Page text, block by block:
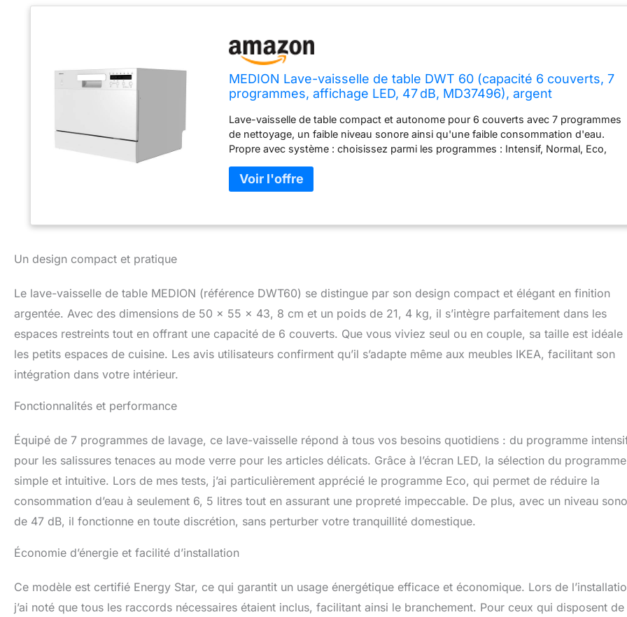
MEDION Lave-vaisselle de table DWT 60 (capacité 6 couverts, 7
programmes, affichage LED, 47 dB, MD37496), argent
Lave-vaisselle de table compact et autonome pour 6 couverts avec 7 programmes
de nettoyage, un faible niveau sonore ainsi qu'une faible consommation d'eau.
Propre avec système : choisissez parmi les programmes : Intensif, Normal, Eco,
décidez entre une et 24 heures quand votre lave-vaisselle démarre. Pour les
ménages à une personne : Grâce à sa taille compacte, vous économisez de l'eau
vaisselle de table DWT60, panier à vaisselle, panier à couverts, tuyau d'arrivée
Un design compact et pratique
Le lave-vaisselle de table MEDION (référence DWT60) se distingue par son design compact et élégant en finition
argentée. Avec des dimensions de 50 x 55 x 43, 8 cm et un poids de 21, 4 kg, il s’intègre parfaitement dans les
espaces restreints tout en offrant une capacité de 6 couverts. Que vous viviez seul ou en couple, sa taille est idéale
les petits espaces de cuisine. Les avis utilisateurs confirment qu’il s’adapte même aux meubles IKEA, facilitant son
intégration dans votre intérieur.
Fonctionnalités et performance
Équipé de 7 programmes de lavage, ce lave-vaisselle répond à tous vos besoins quotidiens : du programme
pour les salissures tenaces au mode verre pour les articles délicats. Grâce à l’écran LED, la sélection du
simple et intuitive. Lors de mes tests, j’ai particulièrement apprécié le programme Eco, qui permet de réduire la
consommation d’eau à seulement 6, 5 litres tout en assurant une propreté impeccable. De plus, avec un niveau
de 47 dB, il fonctionne en toute discrétion, sans perturber votre tranquillité domestique.
Économie d’énergie et facilité d’installation
Ce modèle est certifié Energy Star, ce qui garantit un usage énergétique efficace et économique. Lors de
j’ai noté que tous les raccords nécessaires étaient inclus, facilitant ainsi le branchement. Pour ceux qui disposent de